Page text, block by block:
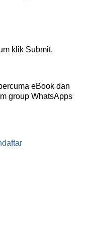
klik Submit.
eBook dan
group WhatsApps